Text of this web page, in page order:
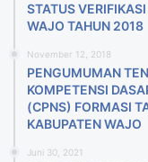
STATUS
WAJO TAHUN 2018
November 12, 2018
PENGUMUMAN
KOMPETENSI
(CPNS) FORMASI
KABUPATEN WAJO
Juni 30, 2021